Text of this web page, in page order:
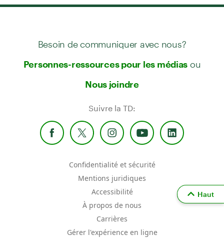
Besoin de communiquer avec nous?
Personnes-ressources pour les médias ou
Nous joindre
Suivre la TD:
Confidentialité et sécurité
Mentions juridiques
Accessibilité
À propos de nous
Carrières
Gérer l'expérience en ligne
Haut